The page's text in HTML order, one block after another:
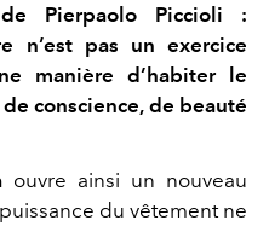
de Pierpaolo Piccioli :
n’est pas un exercice
manière d’habiter le
conscience, de beauté
ouvre ainsi un nouveau
du vêtement ne